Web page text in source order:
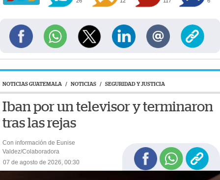
NOTICIAS GUATEMALA / NOTICIAS / SEGURIDAD Y JUSTICIA
Iban por un televisor y terminaron
tras las rejas
Con información de Eunise
Valdez/Colaboradora
07 de agosto de 2026, 00:30